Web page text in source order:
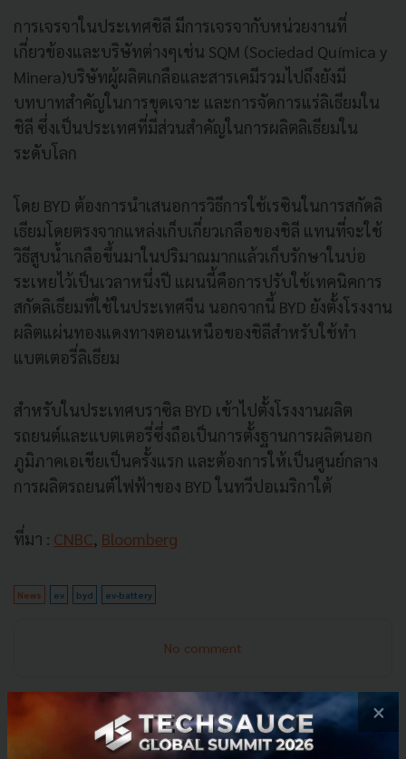
การเจรจาในประเทศชิลี มีการเจรจากับหน่วยงานที่
เกี่ยวข้องและบริษัทต่างๆเช่น SQM (Sociedad Química y
Minera)บริษัทผู้ผลิตเกลือและสารเคมีรวมไปถึงยังมี
บทบาทสำคัญในการขุดเจาะ และการจัดการแร่ลิเธียมใน
ชิลี ซึ่งเป็นประเทศที่มีส่วนสำคัญในการผลิตลิเธียมใน
ระดับโลก
โดย BYD ต้องการนำเสนอการวิธีการใช้เรซินในการสกัดลิ
เธียมโดยตรงจากแหล่งเก็บเกี่ยวเกลือของชิลี แทนที่จะใช้
วิธีสูบน้ำเกลือขึ้นมาในปริมาณมากแล้วเก็บรักษาในบ่อ
ระเหยไว้เป็นเวลาหนึ่งปี แผนนี้คือการปรับใช้เทคนิคการ
สกัดลิเธียมที่ใช้ในประเทศจีน นอกจากนี้ BYD ยังตั้งโรงงาน
ผลิตแผ่นทองแดงทางตอนเหนือของชิลีสำหรับใช้ทำ
แบตเตอรี่ลิเธียม
สำหรับในประเทศบราซิล BYD เข้าไปตั้งโรงงานผลิต
รถยนต์และแบตเตอรี่ซึ่งถือเป็นการตั้งฐานการผลิตนอก
ภูมิภาคเอเชียเป็นครั้งแรก และต้องการให้เป็นศูนย์กลาง
การผลิตรถยนต์ไฟฟ้าของ BYD ในทวีปอเมริกาใต้
ที่มา : CNBC, Bloomberg
News ev byd ev-battery
No comment
×